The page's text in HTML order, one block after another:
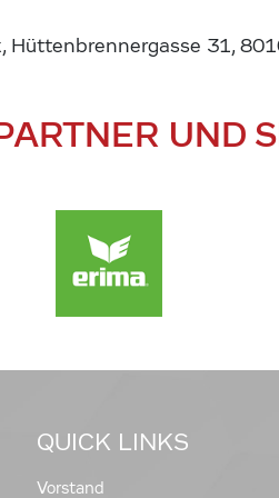
Hüttenbrennergasse 31,
UND
QUICK LINKS
Vorstand